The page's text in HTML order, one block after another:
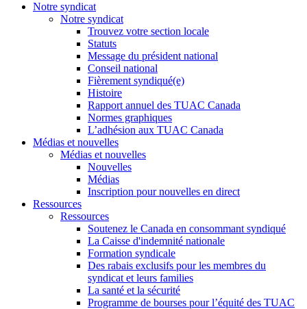
Notre syndicat
Notre syndicat
Trouvez votre section locale
Statuts
Message du président national
Conseil national
Fièrement syndiqué(e)
Histoire
Rapport annuel des TUAC Canada
Normes graphiques
L’adhésion aux TUAC Canada
Médias et nouvelles
Médias et nouvelles
Nouvelles
Médias
Inscription pour nouvelles en direct
Ressources
Ressources
Soutenez le Canada en consommant syndiqué
La Caisse d'indemnité nationale
Formation syndicale
Des rabais exclusifs pour les membres du
syndicat et leurs families
La santé et la sécurité
Programme de bourses pour l’équité des TUAC